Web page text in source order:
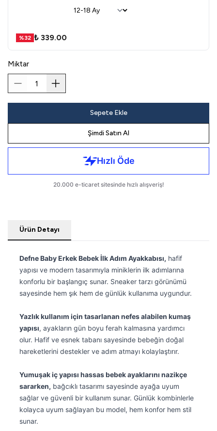
%32 ₺ 339.00
Miktar
Sepete Ekle
Şimdi Satın Al
Ürün Detayı
Defne Baby Erkek Bebek İlk Adım Ayakkabısı, hafif
yapısı ve modern tasarımıyla miniklerin ilk adımlarına
konforlu bir başlangıç sunar. Sneaker tarzı görünümü
sayesinde hem şık hem de günlük kullanıma uygundur.
Yazlık kullanım için tasarlanan nefes alabilen kumaş
yapısı, ayakların gün boyu ferah kalmasına yardımcı
olur. Hafif ve esnek tabanı sayesinde bebeğin doğal
hareketlerini destekler ve adım atmayı kolaylaştırır.
Yumuşak iç yapısı hassas bebek ayaklarını nazikçe
sararken, bağcıklı tasarımı sayesinde ayağa uyum
sağlar ve güvenli bir kullanım sunar. Günlük kombinlerle
kolayca uyum sağlayan bu model, hem konfor hem stil
sunar.